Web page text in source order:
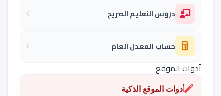
دروس التعليم الصريح
حساب المعدل العام
أدوات الموقع
أدوات الموقع الذكية